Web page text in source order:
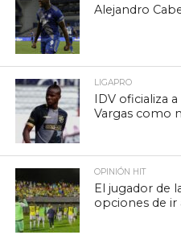
Alejandro
LIGAPRO
IDV oficializa
Vargas como
OPINIÓN HIT
El jugador de
opciones de ir